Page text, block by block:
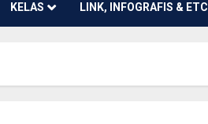
KELAS LINK, INFOGRAFIS & ETC